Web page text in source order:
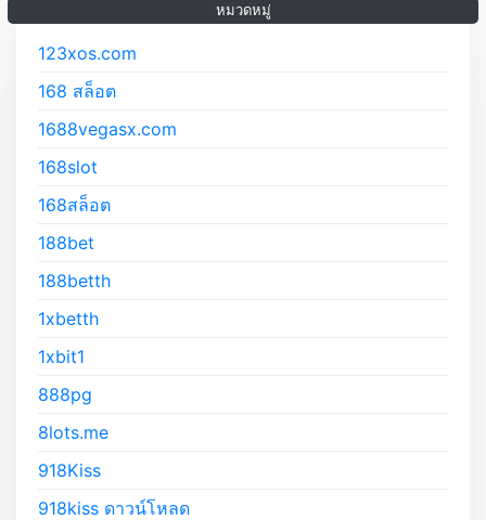
หมวดหมู่
123xos.com
168 สล็อต
1688vegasx.com
168slot
168สล็อต
188bet
188betth
1xbetth
1xbit1
888pg
8lots.me
918Kiss
918kiss ดาวน์โหลด